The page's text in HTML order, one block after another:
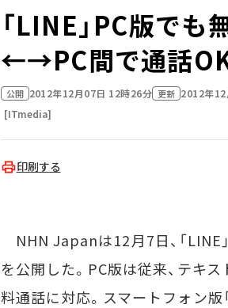
「LINE」PC版で
←→PC間で通話
公開 2012年12月07日 12時26分 更新 2012年
[ITmedia]
印刷する
NHN Japanは12月7日、「LINE
を公開した。PC版は従来、テキス
料通話に対応。スマートフォン版